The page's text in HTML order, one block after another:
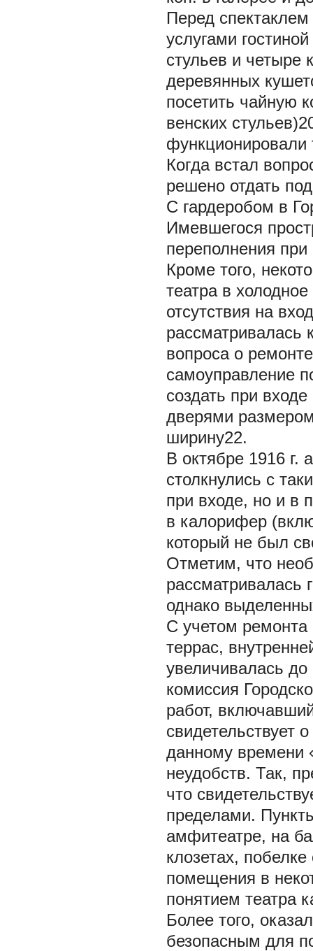
Перед спектаклем
услугами
стульев и четыре
деревянных
посетить чайную
венских
Когда встал
решено отдать
С гардеробом в
Имевшегося
переполнения
Кроме того,
театра в
отсутствия на
рассматривалась
вопроса о
самоуправление
создать при
дверями
ширину22.
В октябре 1916 г.
столкнулись с
при входе, но и в
в калорифер
который не был
Отметим, что
рассматривалась
однако
С учетом
террас,
увеличивалась до
комиссия
работ,
свидетельствует
данному времени
неудобств. Так,
что
пределами.
амфитеатре, на
клозетах,
помещения в
понятием театра
Более того,
безопасным для